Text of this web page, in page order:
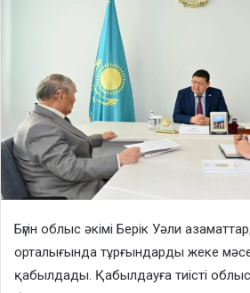
Бүгін облыс әкімі Берік Уәли
орталығында тұрғындарды жеке
қабылдады. Қабылдауға тиісті